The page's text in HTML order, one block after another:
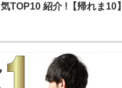
気TOP10 紹介 !【帰れま10】